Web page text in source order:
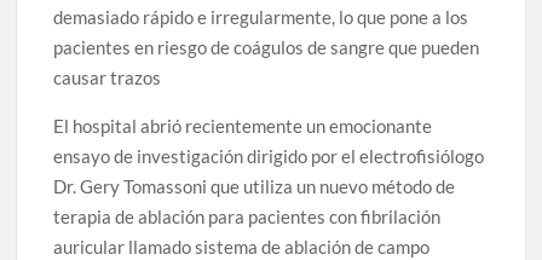
demasiado rápido e irregularmente, lo que pone a los
pacientes en riesgo de coágulos de sangre que pueden
causar trazos
El hospital abrió recientemente un emocionante
ensayo de investigación dirigido por el electrofisiólogo
Dr. Gery Tomassoni que utiliza un nuevo método de
terapia de ablación para pacientes con fibrilación
auricular llamado sistema de ablación de campo